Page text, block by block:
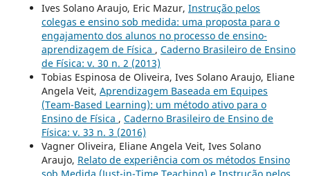
Ives Solano Araujo, Eric Mazur, Instrução pelos
colegas e ensino sob medida: uma proposta para o
engajamento dos alunos no processo de ensino-
aprendizagem de Física , Caderno Brasileiro de Ensino
de Física: v. 30 n. 2 (2013)
Tobias Espinosa de Oliveira, Ives Solano Araujo, Eliane
Angela Veit, Aprendizagem Baseada em Equipes
(Team-Based Learning): um método ativo para o
Ensino de Física , Caderno Brasileiro de Ensino de
Física: v. 33 n. 3 (2016)
Vagner Oliveira, Eliane Angela Veit, Ives Solano
Araujo, Relato de experiência com os métodos Ensino